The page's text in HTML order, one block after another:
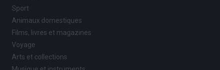
Sport
Animaux domestiques
Films, livres et magazines
Voyage
Arts et collections